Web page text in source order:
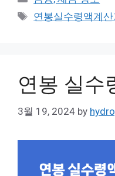
Tags
연봉실수령액계산
연봉 실수
3월 19, 2024 by